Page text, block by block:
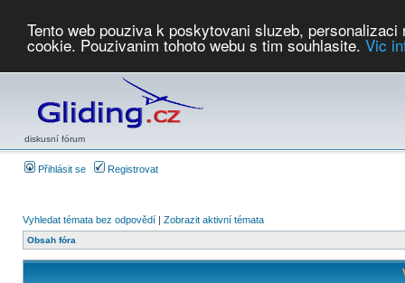
Tento web pouziva k poskytovani sluzeb,
cookie. Pouzivanim tohoto webu s tim souhlasite. Vic
diskusní fórum
Přihlásit se Registrovat
Vyhledat témata bez odpovědí | Zobrazit aktivní témata
Obsah fóra